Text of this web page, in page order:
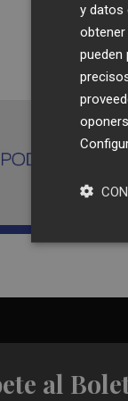
al
y datos
pueden